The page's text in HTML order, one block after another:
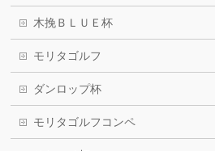
木挽ＢＬＵＥ杯
モリタゴルフ
ダンロップ杯
モリタゴルフコンペ